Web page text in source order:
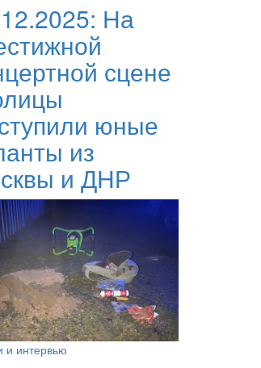
На
сцене
юные
из
и ДНР
и интервью